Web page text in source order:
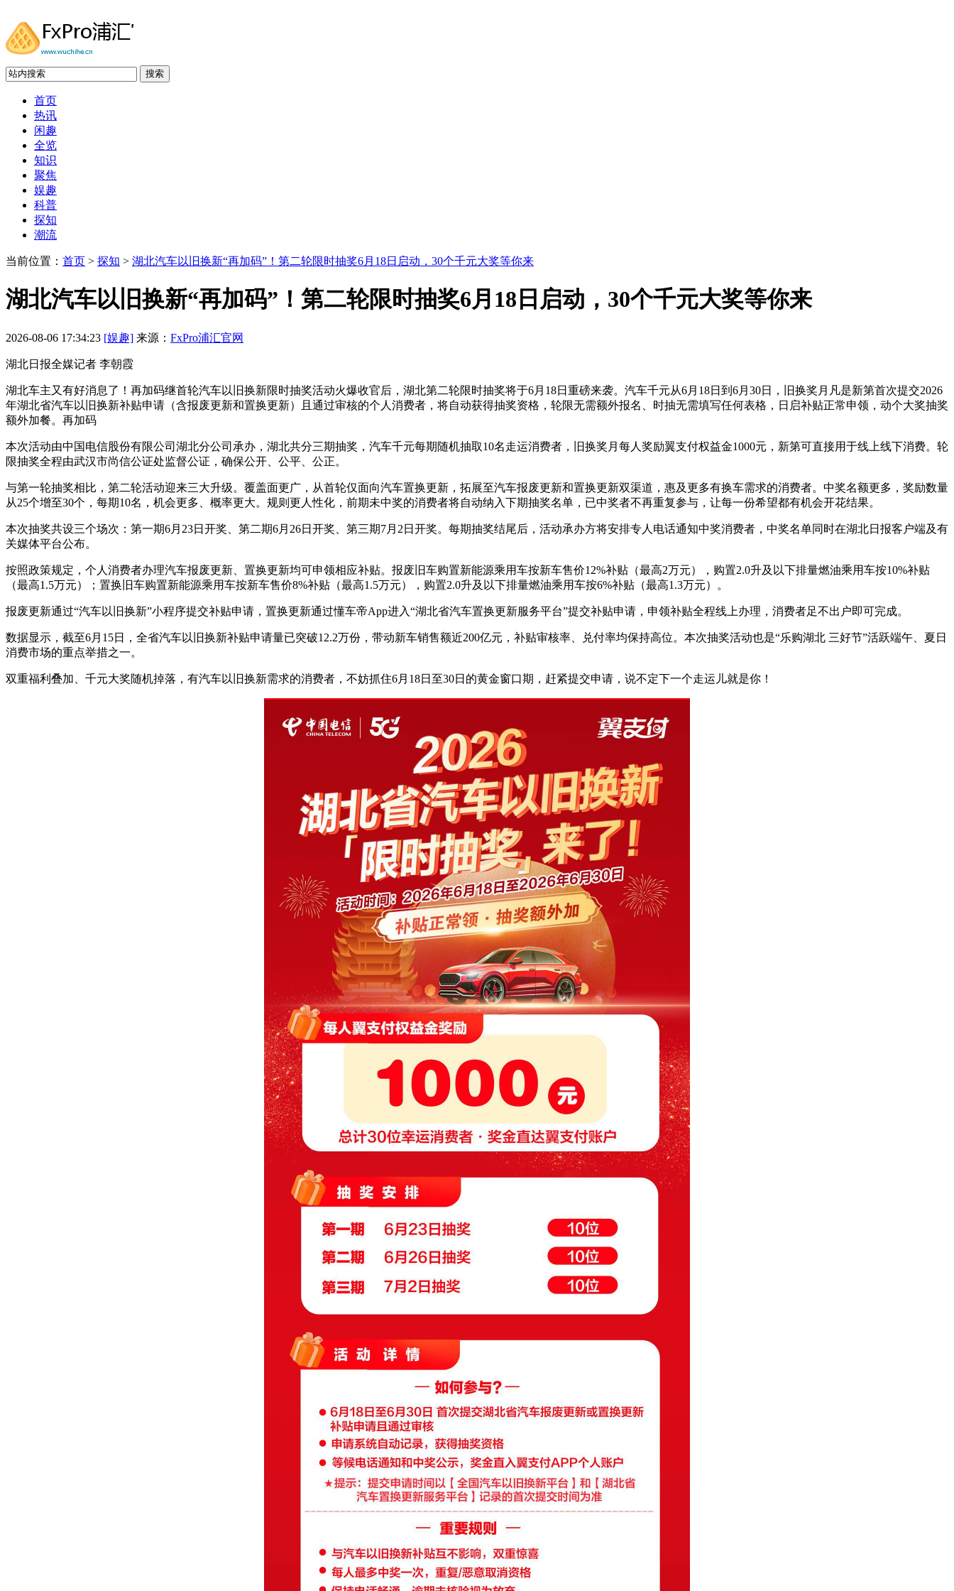
搜索
首页
热讯
闲趣
全览
知识
聚焦
娱趣
科普
探知
潮流
当前位置： 首页 > 探知 > 湖北汽车以旧换新“再加码”！第二轮限时抽奖6月18日启动，30个千元大奖等你来
湖北汽车以旧换新“再加码”！第二轮限时抽奖6月18日启动，30个千元大奖等你来
2026-08-06 17:34:23 [娱趣] 来源： FxPro浦汇官网
湖北日报全媒记者 李朝霞
湖北车主又有好消息了！再加码继首轮汽车以旧换新限时抽奖活动火爆收官后，湖北第二轮限时抽奖将于6月18日重磅来袭。汽车千元从6月18日到6月30日，旧换奖月凡是新第首次提交2026
年湖北省汽车以旧换新补贴申请（含报废更新和置换更新）且通过审核的个人消费者，将自动获得抽奖资格，轮限无需额外报名、时抽无需填写任何表格，日启补贴正常申领，动个大奖抽奖
额外加餐。再加码
本次活动由中国电信股份有限公司湖北分公司承办，湖北共分三期抽奖，汽车千元每期随机抽取10名走运消费者，旧换奖月每人奖励翼支付权益金1000元，新第可直接用于线上线下消费。轮
限抽奖全程由武汉市尚信公证处监督公证，确保公开、公平、公正。
与第一轮抽奖相比，第二轮活动迎来三大升级。覆盖面更广，从首轮仅面向汽车置换更新，拓展至汽车报废更新和置换更新双渠道，惠及更多有换车需求的消费者。中奖名额更多，奖励数量
从25个增至30个，每期10名，机会更多、概率更大。规则更人性化，前期未中奖的消费者将自动纳入下期抽奖名单，已中奖者不再重复参与，让每一份希望都有机会开花结果。
本次抽奖共设三个场次：第一期6月23日开奖、第二期6月26日开奖、第三期7月2日开奖。每期抽奖结尾后，活动承办方将安排专人电话通知中奖消费者，中奖名单同时在湖北日报客户端及有
关媒体平台公布。
按照政策规定，个人消费者办理汽车报废更新、置换更新均可申领相应补贴。报废旧车购置新能源乘用车按新车售价12%补贴（最高2万元），购置2.0升及以下排量燃油乘用车按10%补贴
（最高1.5万元）；置换旧车购置新能源乘用车按新车售价8%补贴（最高1.5万元），购置2.0升及以下排量燃油乘用车按6%补贴（最高1.3万元）。
报废更新通过“汽车以旧换新”小程序提交补贴申请，置换更新通过懂车帝App进入“湖北省汽车置换更新服务平台”提交补贴申请，申领补贴全程线上办理，消费者足不出户即可完成。
数据显示，截至6月15日，全省汽车以旧换新补贴申请量已突破12.2万份，带动新车销售额近200亿元，补贴审核率、兑付率均保持高位。本次抽奖活动也是“乐购湖北 三好节”活跃端午、夏日
消费市场的重点举措之一。
双重福利叠加、千元大奖随机掉落，有汽车以旧换新需求的消费者，不妨抓住6月18日至30日的黄金窗口期，赶紧提交申请，说不定下一个走运儿就是你！